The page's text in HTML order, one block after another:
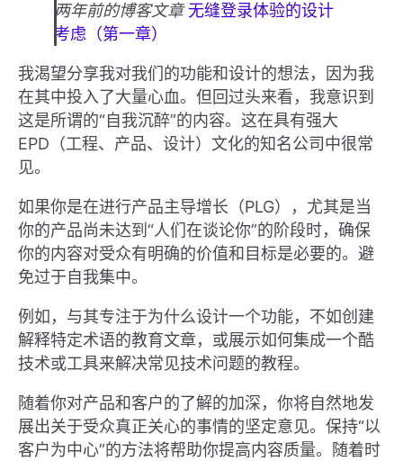
两年前的博客文章 无缝登录体验的设计
考虑（第一章）
我渴望分享我对我们的功能和设计的想法，因为我
在其中投入了大量心血。但回过头来看，我意识到
这是所谓的“自我沉醉”的内容。这在具有强大
EPD（工程、产品、设计）文化的知名公司中很常
见。
如果你是在进行产品主导增长（PLG），尤其是当
你的产品尚未达到“人们在谈论你”的阶段时，确保
你的内容对受众有明确的价值和目标是必要的。避
免过于自我集中。
例如，与其专注于为什么设计一个功能，不如创建
解释特定术语的教育文章，或展示如何集成一个酷
技术或工具来解决常见技术问题的教程。
随着你对产品和客户的了解的加深，你将自然地发
展出关于受众真正关心的事情的坚定意见。保持“以
客户为中心”的方法将帮助你提高内容质量。随着时